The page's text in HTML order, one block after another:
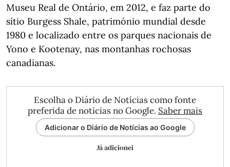
Museu Real de Ontário, em 2012, e faz parte do
sítio Burgess Shale, património mundial desde
1980 e localizado entre os parques nacionais de
Yono e Kootenay, nas montanhas rochosas
canadianas.
Escolha o Diário de Notícias como fonte
preferida de notícias no Google. Saber mais
Adicionar o Diário de Notícias ao Google
Já adicionei